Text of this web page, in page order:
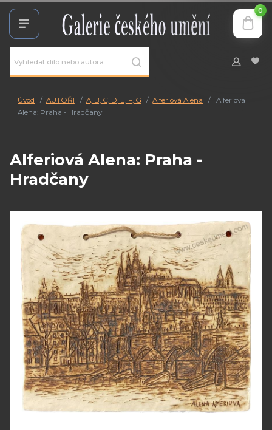
0
Úvod AUTOŘI A, B, C, D, E, F, G Alferiová Alena
Alferiová
Alena: Praha - Hradčany
Alferiová Alena: Praha -
Hradčany